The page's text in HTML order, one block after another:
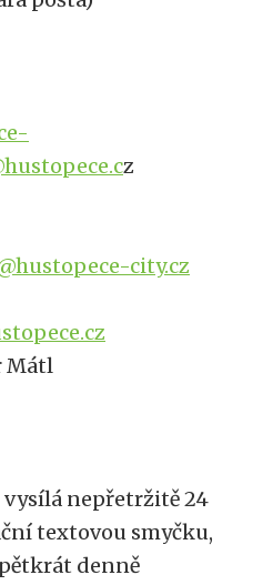
z
city.cz
Mátl
nepřetržitě 24
textovou smyčku,
denně